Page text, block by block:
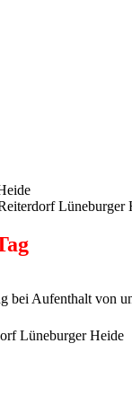
bei Aufenthalt von